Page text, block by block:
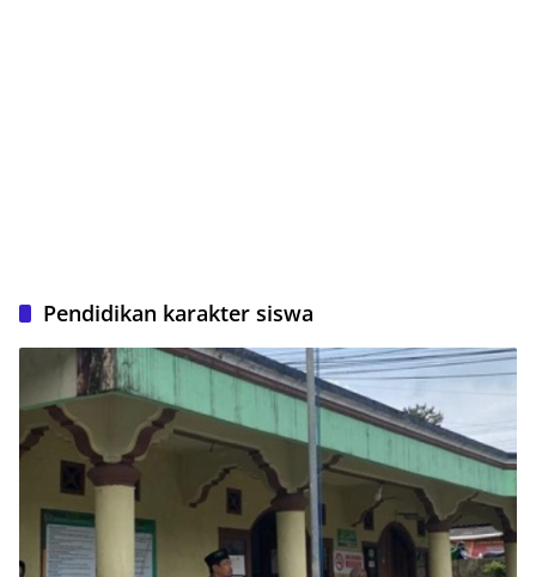
Pendidikan karakter siswa